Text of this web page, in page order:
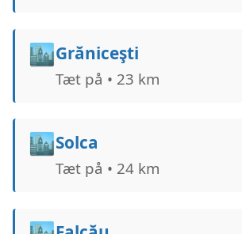
🏙️Grăniceşti
Tæt på • 23 km
🏙️Solca
Tæt på • 24 km